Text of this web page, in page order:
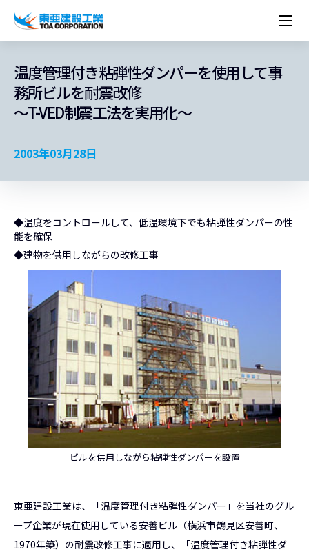
経営理念
トップメッセージ
労働安全衛生・環境・品質方針
営業種目
組織図
ネットワーク
コーポレートメッセージ
沿革
東亜坊や
関連書籍
東亜の歩み ～From 1908 to 2008～
株主・投資家情報
トップメッセージ
中期経営計画資料
IRニュース
最新IR資料
IRカレンダー
シェアードリサーチレポート
経営方針
IRライブラリー
IRイベント
IRサポート
ESGに関する外部評価
実績紹介
施設・用途別
国内から探す
海外から探す
現場レポート
サステナビリティ
トップメッセージ
重要課題とKPI
ESGデータ
環境行動規範
カーボンニュートラルへの取組み
水資源
人権の尊重
健康経営
サプライチェーン・マネジメント
パートナーシップ構築宣言
マルチステークホルダー方針
コーポレートガバナンス
リスクマネジメント
知的財産基本方針
社会貢献活動
技術とサービス
施設・用途から探す
土木技術一覧
所有船舶一覧
海の相談室
冷蔵倉庫の相談室
お問い合わせ
新卒・第二新卒採用情報
カムバック採用
コーポレートメッセージ
温度管理付き粘弾性ダンパーを使用して事
務所ビルを耐震改修
～T-VED制震工法を実用化～
2003年03月28日
◆温度をコントロールして、低温環境下でも粘弾性ダンパーの性
能を確保
◆建物を供用しながらの改修工事
ビルを供用しながら粘弾性ダンパーを設置
東亜建設工業は、「温度管理付き粘弾性ダンパー」を当社のグル
ープ企業が現在使用している安善ビル（横浜市鶴見区安善町、
1970年築）の耐震改修工事に適用し、「温度管理付き粘弾性ダ